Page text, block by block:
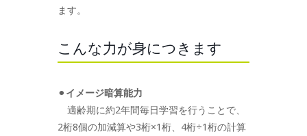
ます。
こんな力が身につきます
⚫︎ イメージ暗算能力
適齢期に約2年間毎日学習を行うことで、
2桁8個の加減算や3桁×1桁、4桁÷1桁の計算